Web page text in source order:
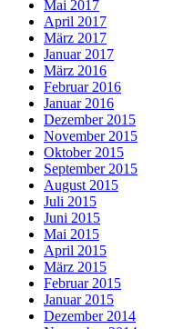
Mai 2017
April 2017
März 2017
Januar 2017
März 2016
Februar 2016
Januar 2016
Dezember 2015
November 2015
Oktober 2015
September 2015
August 2015
Juli 2015
Juni 2015
Mai 2015
April 2015
März 2015
Februar 2015
Januar 2015
Dezember 2014